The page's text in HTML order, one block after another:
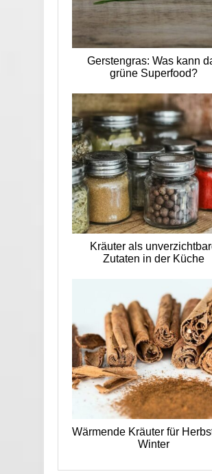
Gerstengras: Was kann
grüne Superfood?
Kräuter als
Zutaten in der Küche
Wärmende Kräuter für
Winter